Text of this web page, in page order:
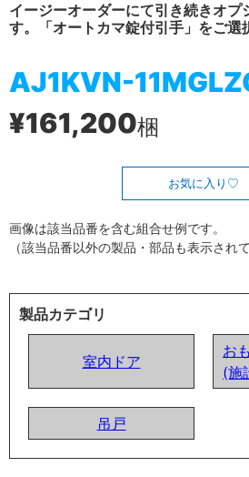
イージーオーダーにて引き続きオプ
す。「オートカマ錠付引手」をご選
AJ1KVN-
¥161,200梱
お気に入り
画像は該当品番を含む組合せ例です。
（該当品番以外の製品・部品も表示され
製品カテゴリ
室内ドア
お
(施
吊戸